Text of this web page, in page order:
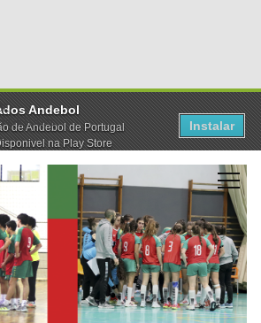
Andebol
de Andebol de Portugal
na Play Store
Instalar